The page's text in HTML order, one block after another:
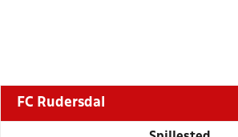
FC Rudersdal